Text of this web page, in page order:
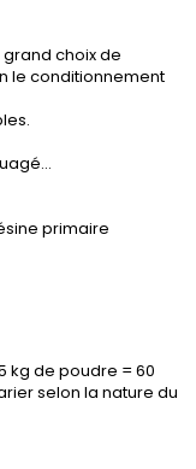
choix de
le conditionnement
primaire
kg de poudre = 60
selon la nature du